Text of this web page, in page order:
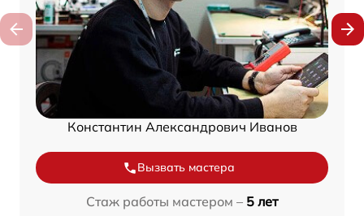
Константин Александрович Иванов
Вызвать мастера
Стаж работы мастером – 5 лет